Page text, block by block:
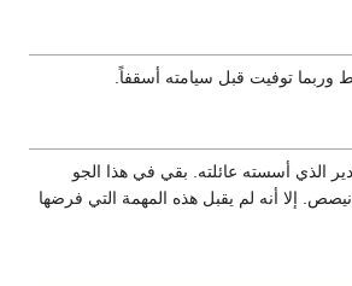
وربما توفيت قبل سيامته أسقفاً.
الذي أسسته عائلته. بقي في هذا الجو
إلا أنه لم يقبل هذه المهمة التي فرضها